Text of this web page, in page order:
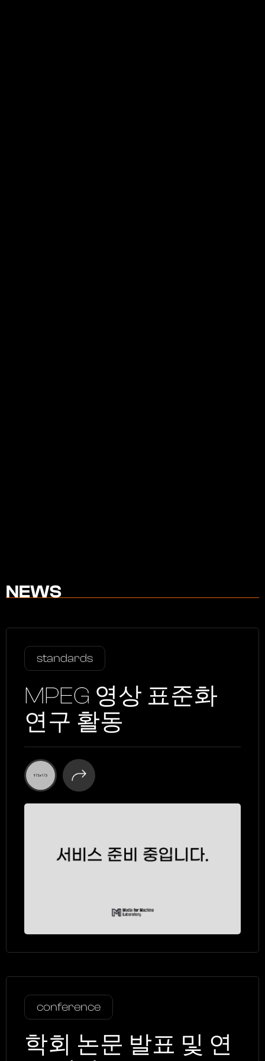
NEWS
standards
MPEG 영상 표준화
연구 활동
conference
학회 논문 발표 및 연